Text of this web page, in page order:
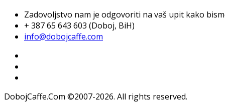
Zadovoljstvo nam je odgovoriti na vaš upit kako
+ 387 65 643 603 (Doboj, BiH)
info@dobojcaffe.com
DobojCaffe.Com ©2007-2026. All rights reserved.